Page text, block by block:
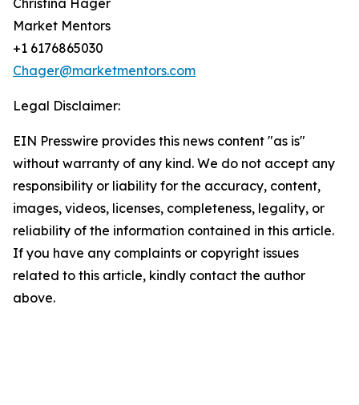
Christina Hager
Market Mentors
+1 6176865030
Chager@marketmentors.com
Legal Disclaimer:
EIN Presswire provides this news content "as is"
without warranty of any kind. We do not accept any
responsibility or liability for the accuracy, content,
images, videos, licenses, completeness, legality, or
reliability of the information contained in this article.
If you have any complaints or copyright issues
related to this article, kindly contact the author
above.